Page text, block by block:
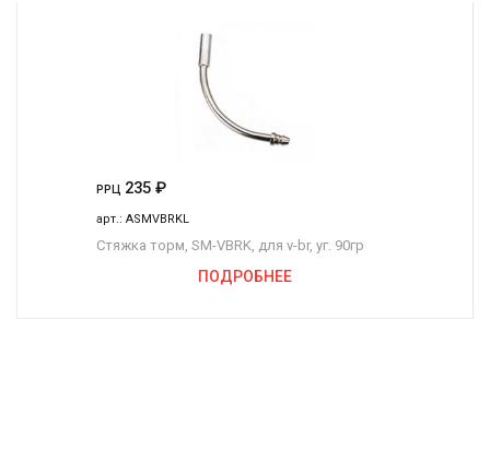
РРЦ 235 ₽
арт.: ASMVBRKL
Стяжка торм, SM-VBRK, для v-br, уг. 90гр
ПОДРОБНЕЕ